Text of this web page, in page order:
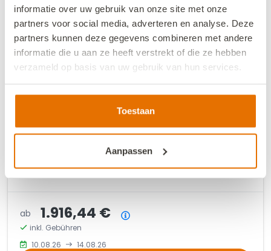
informatie over uw gebruik van onze site met onze
partners voor social media, adverteren en analyse. Deze
partners kunnen deze gegevens combineren met andere
informatie die u aan ze heeft verstrekt of die ze hebben
verzameld op basis van uw gebruik van hun services.
We werken samen met13 derdendie uw gegevens
kunnen ontvangen en verwerken.
Toestaan
Aanpassen
VZ275 Gruppenunterkunft Ellemeet
Luxuriöse 16-Personen-Gruppenunterkunft im
16 4 16 4 +/- 163 m2
ab 1.916,44 €
inkl. Gebühren
10.08.26
14.08.26